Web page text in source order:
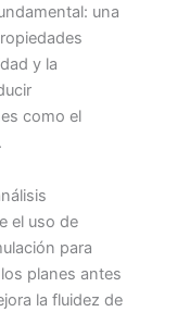
una
y la
como el
el uso de
para
planes antes
la fluidez de